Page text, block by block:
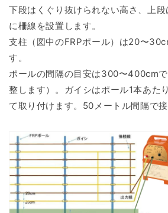
下段はくぐり抜けられない高さ、上
に柵線を設置します。
支柱（図中のFRPポール）は20〜
す。
ポールの間隔の目安は300〜400cm
整します）。ガイシはポール1本あた
て取り付けます。50メートル間隔で接